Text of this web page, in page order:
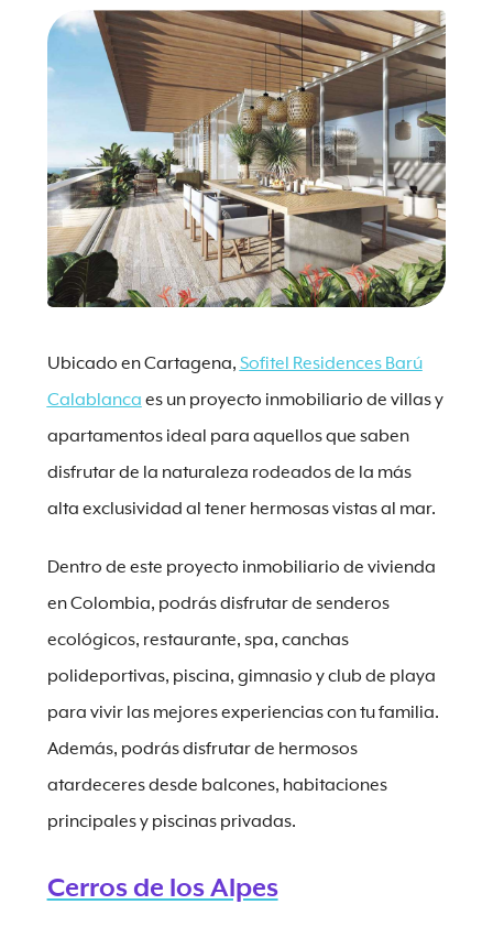
Ubicado en Cartagena, Sofitel Residences Barú
Calablanca es un proyecto inmobiliario de villas y
apartamentos ideal para aquellos que saben
disfrutar de la naturaleza rodeados de la más
alta exclusividad al tener hermosas vistas al mar.
Dentro de este proyecto inmobiliario de vivienda
en Colombia, podrás disfrutar de senderos
ecológicos, restaurante, spa, canchas
polideportivas, piscina, gimnasio y club de playa
para vivir las mejores experiencias con tu familia.
Además, podrás disfrutar de hermosos
atardeceres desde balcones, habitaciones
principales y piscinas privadas.
Cerros de los Alpes